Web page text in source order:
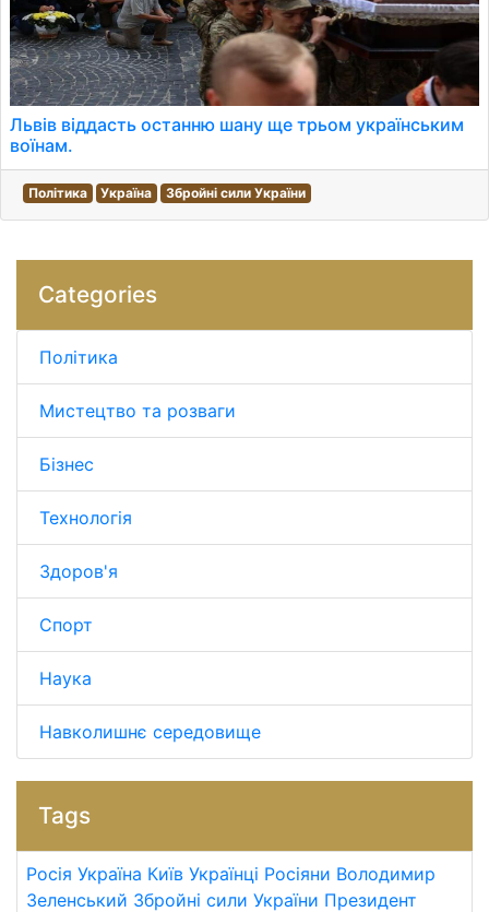
Львів віддасть останню шану ще трьом українським
воїнам.
Політика Україна Збройні сили України
Categories
Політика
Мистецтво та розваги
Бізнес
Технологія
Здоров'я
Спорт
Наука
Навколишнє середовище
Tags
Росія Україна Київ Українці Росіяни Володимир
Зеленський Збройні сили України Президент